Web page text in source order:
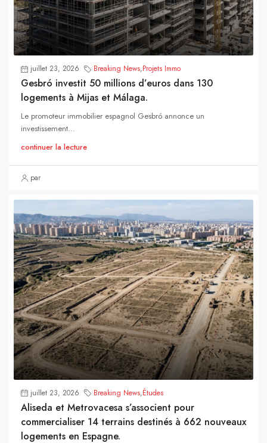
juillet 23, 2026 Breaking News,Projets Immo
Gesbró investit 50 millions d’euros dans 130
logements à Mijas et Málaga.
Le promoteur immobilier espagnol Gesbró annonce un
investissement...
continuer la lecture
par
juillet 23, 2026 Breaking News,Études
Aliseda et Metrovacesa s’associent pour
commercialiser 14 terrains destinés à 662 nouveaux
logements en Espagne.